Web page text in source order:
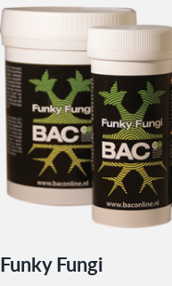
Funky Fungi